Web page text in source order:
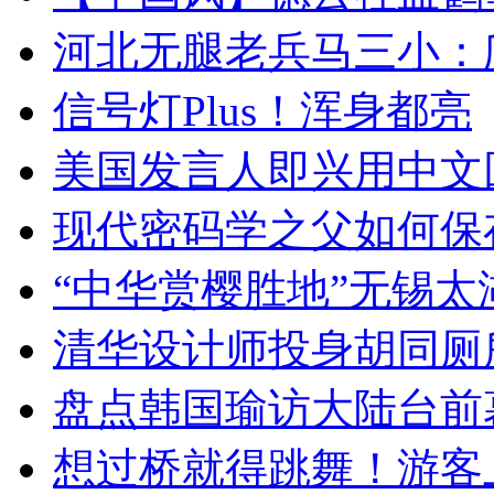
河北无腿老兵马三小
信号灯Plus！浑身都亮
美国发言人即兴用中
现代密码学之父如何
“中华赏樱胜地”无锡
清华设计师投身胡同
盘点韩国瑜访大陆台
想过桥就得跳舞！游客